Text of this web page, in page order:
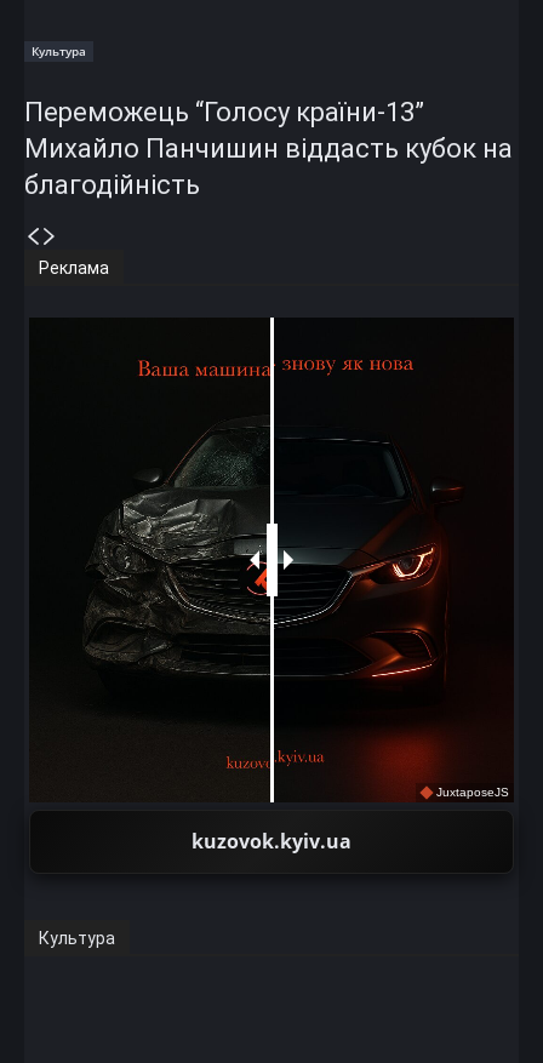
Культура
Переможець “Голосу країни-13”
Михайло Панчишин віддасть кубок на
благодійність
Реклама
JuxtaposeJS
kuzovok.kyiv.ua
Культура